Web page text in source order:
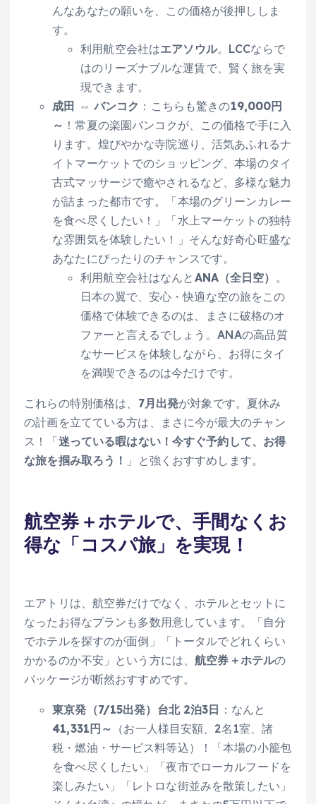
んなあなたの願いを、この価格が後押ししま
す。
利用航空会社はエアソウル。LCCならで
はのリーズナブルな運賃で、賢く旅を実
現できます。
成田 ⇔ バンコク ：こちらも驚きの19,000円
～ ！常夏の楽園バンコクが、この価格で手に入
ります。煌びやかな寺院巡り、活気あふれるナ
イトマーケットでのショッピング、本場のタイ
古式マッサージで癒やされるなど、多様な魅力
が詰まった都市です。「本場のグリーンカレー
を食べ尽くしたい！」「水上マーケットの独特
な雰囲気を体験したい！」そんな好奇心旺盛な
あなたにぴったりのチャンスです。
利用航空会社はなんと ANA（全日空） 。
日本の翼で、安心・快適な空の旅をこの
価格で体験できるのは、まさに破格のオ
ファーと言えるでしょう。ANAの高品質
なサービスを体験しながら、お得にタイ
を満喫できるのは今だけです。
これらの特別価格は、 7月出発が対象です。夏休み
の計画を立てている方は、まさに今が最大のチャン
ス！「迷っている暇はない！今すぐ予約して、お得
な旅を掴み取ろう！ 」と強くおすすめします。
航空券＋ホテルで、手間なくお
得な「コスパ旅」を実現！
エアトリは、航空券だけでなく、ホテルとセットに
なったお得なプランも多数用意しています。「自分
でホテルを探すのが面倒」「トータルでどれくらい
かかるのか不安」という方には、航空券＋ホテルの
パッケージが断然おすすめです。
東京発（7/15出発）台北 2泊3日 ：なんと
41,331円～ （お一人様目安額、2名1室、諸
税・燃油・サービス料等込）！「本場の小籠包
を食べ尽くしたい」「夜市でローカルフードを
楽しみたい」「レトロな街並みを散策したい」